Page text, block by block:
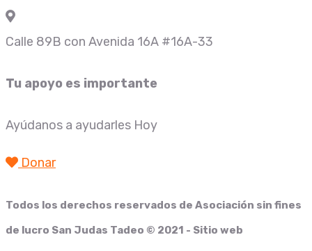
Calle 89B con Avenida 16A #16A-33
Tu apoyo es importante
Ayúdanos a ayudarles Hoy
Donar
Todos los derechos reservados de Asociación sin fines
de lucro San Judas Tadeo © 2021 - Sitio web